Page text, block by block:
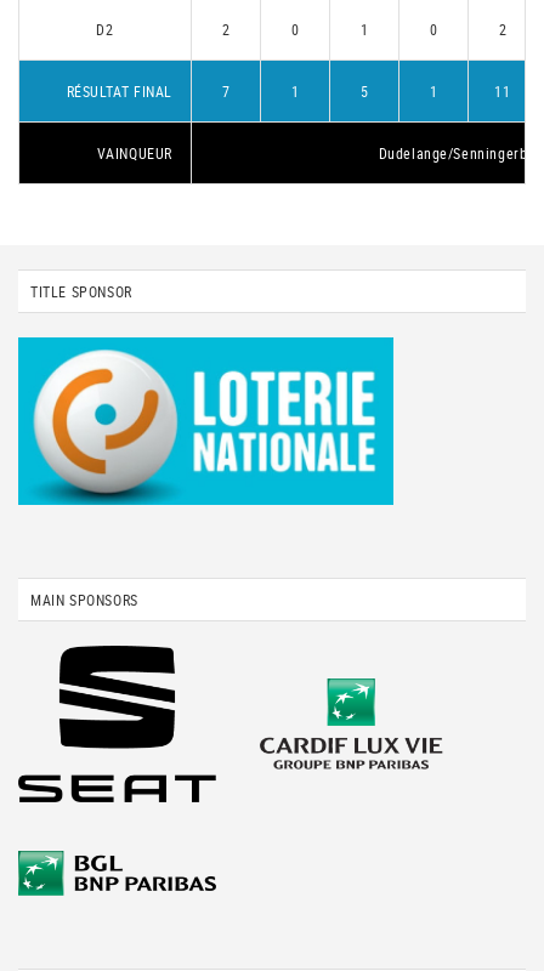
D2 2 0 1 0 2
RÉSULTAT FINAL 7 1 5 1 11
VAINQUEUR Dudelange/
TITLE SPONSOR
MAIN SPONSORS